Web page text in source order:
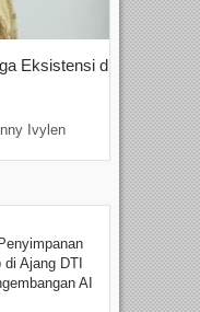
Eksistensi di
Ivylen
Ajang DTI
AI